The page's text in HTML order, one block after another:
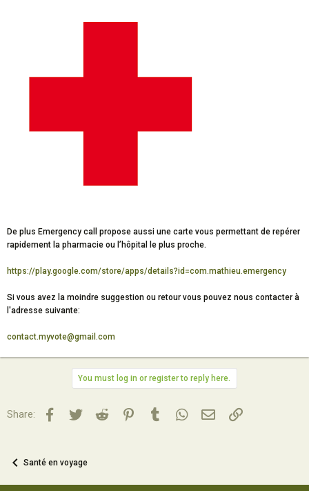
De plus Emergency call propose aussi une carte vous permettant de repérer
rapidement la pharmacie ou l’hôpital le plus proche.
https://play.google.com/store/apps/details?id=com.mathieu.emergency
Si vous avez la moindre suggestion ou retour vous pouvez nous contacter à
l'adresse suivante:
contact.myvote@gmail.com
You must log in or register to reply here.
Share: Facebook
TwitterReddit PinterestTumblrWhatsApp
Email Lien
Santé en voyage